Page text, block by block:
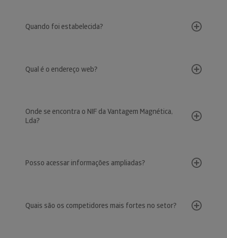
Quando foi estabelecida?
Qual é o endereço web?
Onde se encontra o NIF da Vantagem Magnética,
Lda?
Posso acessar informações ampliadas?
Quais são os competidores mais fortes no setor?